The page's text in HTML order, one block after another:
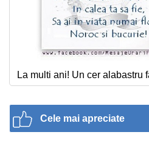
La multi ani! Un cer alabastru
Cele mai apreciate